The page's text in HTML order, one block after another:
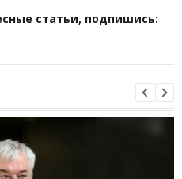
статьи, подпишись: